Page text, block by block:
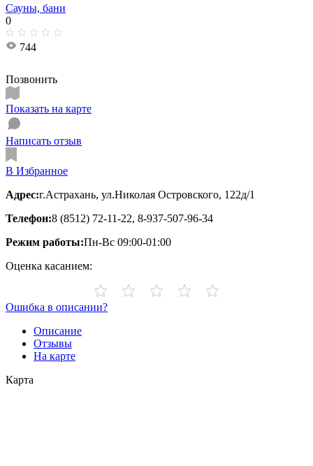
Сауны, бани
0
744
Позвонить
Показать на карте
Написать отзыв
В Избранное
Адрес:г.Астрахань, ул.Николая Островского, 122д/1
Телефон:8 (8512) 72-11-22, 8-937-507-96-34
Режим работы:Пн-Вс 09:00-01:00
Оценка касанием:
Ошибка в описании?
Описание
Отзывы
На карте
Карта